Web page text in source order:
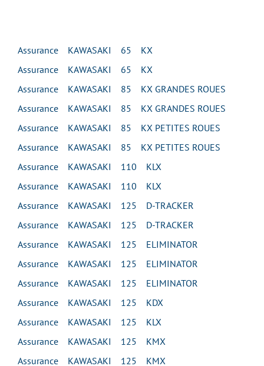
Assurance KAWASAKI 65 KX
Assurance KAWASAKI 65 KX
Assurance KAWASAKI 85 KX GRANDES ROUES
Assurance KAWASAKI 85 KX GRANDES ROUES
Assurance KAWASAKI 85 KX PETITES ROUES
Assurance KAWASAKI 85 KX PETITES ROUES
Assurance KAWASAKI 110 KLX
Assurance KAWASAKI 110 KLX
Assurance KAWASAKI 125 D-TRACKER
Assurance KAWASAKI 125 D-TRACKER
Assurance KAWASAKI 125 ELIMINATOR
Assurance KAWASAKI 125 ELIMINATOR
Assurance KAWASAKI 125 ELIMINATOR
Assurance KAWASAKI 125 KDX
Assurance KAWASAKI 125 KLX
Assurance KAWASAKI 125 KMX
Assurance KAWASAKI 125 KMX